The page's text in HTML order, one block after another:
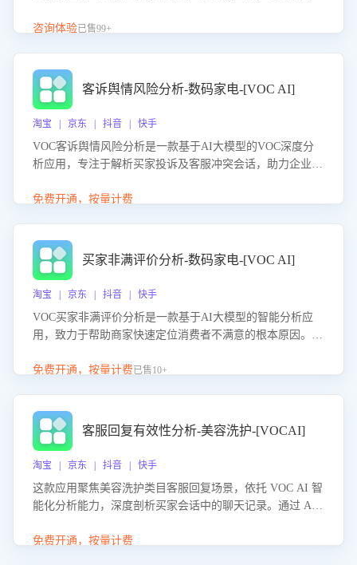
客服团队和智能工具提升语音客服服务效率和质量，帮助企
咨询体验已售99+
客诉舆情风险分析-数码家电-[VOC AI]
淘宝 | 京东 | 抖音 | 快手
VOC客诉舆情风险分析是一款基于AI大模型的VOC深度分
析应用，专注于解析买家投诉及客服冲突会话，助力企业精
别客户情绪、归因争议根源，并客观评估客服应对合理性与
能力，阻断差评扩散，维护品牌声誉，实现客户满意度的持
续提升。
免费开通，按量计费
买家非满评价分析-数码家电-[VOC AI]
淘宝 | 京东 | 抖音 | 快手
VOC买家非满评价分析是一款基于AI大模型的智能分析应
用，致力于帮助商家快速定位消费者不满意的根本原因。该
客服原因或其它部门原因，明确责任归属，提供可落地的改
改，有效提升客户满意度和店铺整体服务质量。
免费开通，按量计费已售10+
客服回复有效性分析-美容洗护-[VOCAI]
淘宝 | 京东 | 抖音 | 快手
这款应用聚焦美容洗护类目客服回复场景，依托 VOC AI 智
能化分析能力，深度剖析买家会话中的聊天记录。通过 AI
答的有效性与完整性，输出针对性改进策略，助力商家快速
免费开通，按量计费